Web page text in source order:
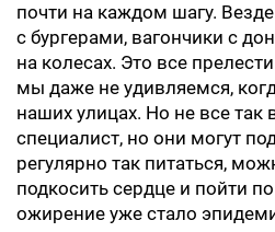
почти на каждом шагу.
с бургерами, вагончики с
на колесах. Это все
мы даже не удивляемся,
наших улицах. Но не все так
специалист, но они могут
регулярно так питаться,
подкосить сердце и пойти
ожирение уже стало